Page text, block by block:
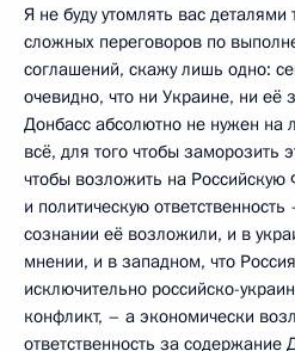
Я не буду утомлять вас
сложных переговоров по
соглашений, скажу лишь одно:
очевидно, что ни Украине, ни
Донбасс абсолютно не нужен на
всё, для того чтобы заморозить
чтобы возложить на
и политическую
сознании её возложили, и в
мнении, и в западном, что
исключительно российско-
конфликт, – а экономически
ответственность за содержание